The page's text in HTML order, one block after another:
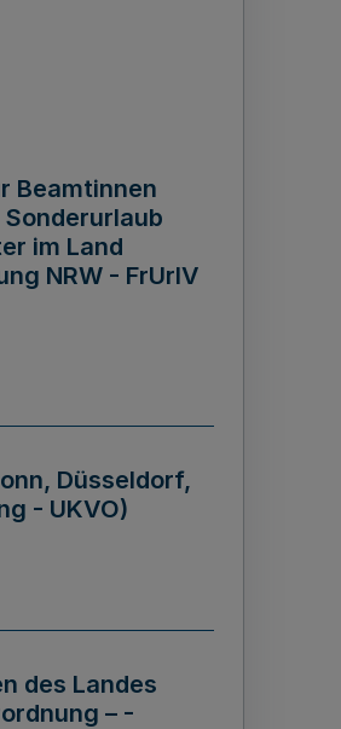
Beamtinnen
im Land
NRW - FrUrlV
Düsseldorf,
- UKVO)
des Landes
– -